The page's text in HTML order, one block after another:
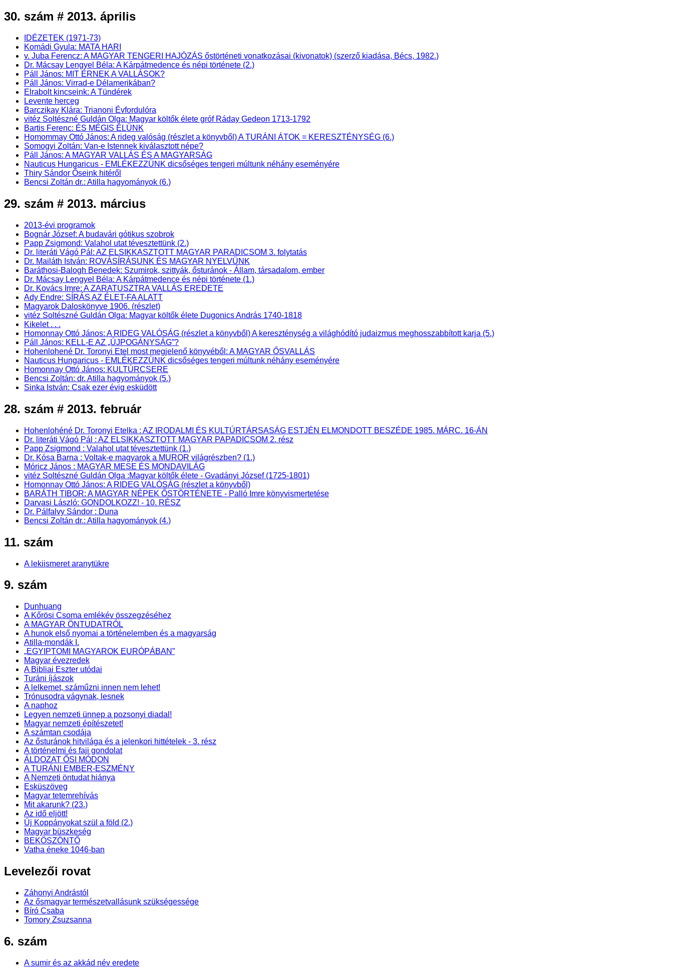
30. szám # 2013. április
IDÉZETEK (1971-73)
Komádi Gyula: MATA HARI
v. Juba Ferencz: A MAGYAR TENGERI HAJÓZÁS őstörténeti vonatkozásai (kivonatok) (szerző kiadása, Bécs, 1982.)
Dr. Mácsay Lengyel Béla: A Kárpátmedence és népi története (2.)
Páll János: MIT ÉRNEK A VALLÁSOK?
Páll János: Virrad-e Délamerikában?
Elrabolt kincseink: A Tündérek
Levente herceg
Barczikay Klára: Trianoni Évfordulóra
vitéz Soltészné Guldán Olga: Magyar költők élete gróf Ráday Gedeon 1713-1792
Bartis Ferenc: ÉS MÉGIS ÉLÜNK
Homommay Ottó János: A rideg valóság (részlet a könyvből) A TURÁNI ÁTOK = KERESZTÉNYSÉG (6.)
Somogyi Zoltán: Van-e Istennek kiválasztott népe?
Páll János: A MAGYAR VALLÁS ÉS A MAGYARSÁG
Nauticus Hungaricus - EMLÉKEZZÜNK dicsőséges tengeri múltunk néhány eseményére
Thiry Sándor Őseink hitéről
Bencsi Zoltán dr.: Atilla hagyományok (6.)
29. szám # 2013. március
2013-évi programok
Bognár József: A budavári gótikus szobrok
Papp Zsigmond: Valahol utat tévesztettünk (2.)
Dr. literáti Vágó Pál: AZ ELSIKKASZTOTT MAGYAR PARADICSOM 3. folytatás
Dr. Mailáth István: ROVÁSÍRÁSUNK ÉS MAGYAR NYELVÜNK
Baráthosi-Balogh Benedek: Szumirok, szittyák, ősturánok - Állam, társadalom, ember
Dr. Mácsay Lengyel Béla: A Kárpátmedence és népi története (1.)
Dr. Kovács Imre: A ZARATUSZTRA VALLÁS EREDETE
Ady Endre: SÍRÁS AZ ÉLET-FA ALATT
Magyarok Daloskönyve 1906. (részlet)
vitéz Soltészné Guldán Olga: Magyar költők élete Dugonics András 1740-1818
Kikelet . . .
Homonnay Ottó János: A RIDEG VALÓSÁG (részlet a könyvből) A kereszténység a világhódító judaizmus meghosszabbított karja (5.)
Páll János: KELL-E AZ „ÚJPOGÁNYSÁG”?
Hohenlohené Dr. Toronyi Etel most megjelenő könyvéből: A MAGYAR ŐSVALLÁS
Nauticus Hungaricus - EMLÉKEZZÜNK dicsőséges tengeri múltunk néhány eseményére
Homonnay Ottó János: KULTÚRCSERE
Bencsi Zoltán: dr. Atilla hagyományok (5.)
Sinka István: Csak ezer évig esküdött
28. szám # 2013. február
Hohenlohéné Dr. Toronyi Etelka : AZ IRODALMI ÉS KULTÚRTÁRSASÁG ESTJÉN ELMONDOTT BESZÉDE 1985. MÁRC. 16-ÁN
Dr. literáti Vágó Pál : AZ ELSIKKASZTOTT MAGYAR PAPADICSOM 2. rész
Papp Zsigmond : Valahol utat tévesztettünk (1.)
Dr. Kósa Barna : Voltak-e magyarok a MUROR világrészben? (1.)
Móricz János : MAGYAR MESE ÉS MONDAVILÁG
vitéz Soltészné Guldán Olga :Magyar költők élete - Gvadányi József (1725-1801)
Homonnay Ottó János: A RIDEG VALÓSÁG (részlet a könyvből)
BARÁTH TIBOR: A MAGYAR NÉPEK ŐSTÖRTÉNETE - Palló Imre könyvismertetése
Darvasi László: GONDOLKOZZ! - 10. RÉSZ
Dr. Pálfalvy Sándor : Duna
Bencsi Zoltán dr.: Atilla hagyományok (4.)
11. szám
A lekiismeret aranytükre
9. szám
Dunhuang
A Kőrösi Csoma emlékév összegzéséhez
A MAGYAR ÖNTUDATRÓL
A hunok első nyomai a történelemben és a magyarság
Atilla-mondák I.
„EGYIPTOMI MAGYAROK EURÓPÁBAN”
Magyar évezredek
A Bibliai Eszter utódai
Turáni íjászok
A lelkemet, száműzni innen nem lehet!
Trónusodra vágynak, lesnek
A naphoz
Legyen nemzeti ünnep a pozsonyi diadal!
Magyar nemzeti építészetet!
A számtan csodája
Az ősturánok hitvilága és a jelenkori hittételek - 3. rész
A történelmi és faji gondolat
ÁLDOZAT ŐSI MÓDON
A TURÁNI EMBER-ESZMÉNY
A Nemzeti öntudat hiánya
Esküszöveg
Magyar tetemrehívás
Mit akarunk? (23.)
Az idő eljött!
Új Koppányokat szül a föld (2.)
Magyar büszkeség
BEKÖSZÖNTŐ
Vatha éneke 1046-ban
Levelezői rovat
Záhonyi Andrástól
Az ősmagyar természetvallásunk szükségessége
Bíró Csaba
Tomory Zsuzsanna
6. szám
A sumir és az akkád név eredete